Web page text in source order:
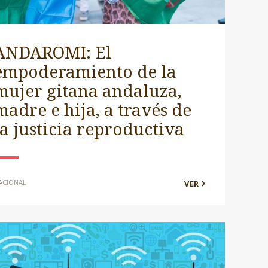
El
de la
gitana andaluza,
e hija, a través de
justicia reproductiva
VER